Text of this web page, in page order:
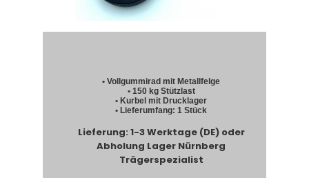
• Vollgummirad mit Metallfelge
• 150 kg Stützlast
• Kurbel mit Drucklager
• Lieferumfang: 1 Stück
Lieferung: 1-3 Werktage (DE) oder
Abholung Lager Nürnberg
Trägerspezialist